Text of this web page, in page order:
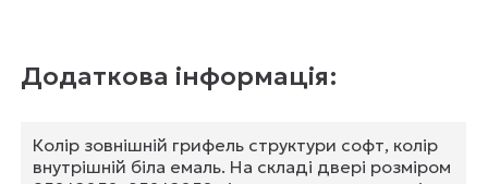
Додаткова інформація:
Колір зовнішній грифель структури софт, колір
внутрішній біла емаль. На складі двері розміром